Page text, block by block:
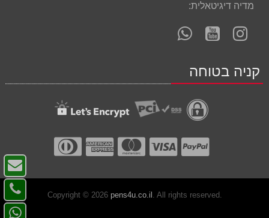
מדיה דיגיטאלית:
עקוב
אחרינו
YouTube
עקוב
אחרינו
YouTubeקניה בטוחה
Copyright © 2026 pens4u.co.il . All rights reserved.
-